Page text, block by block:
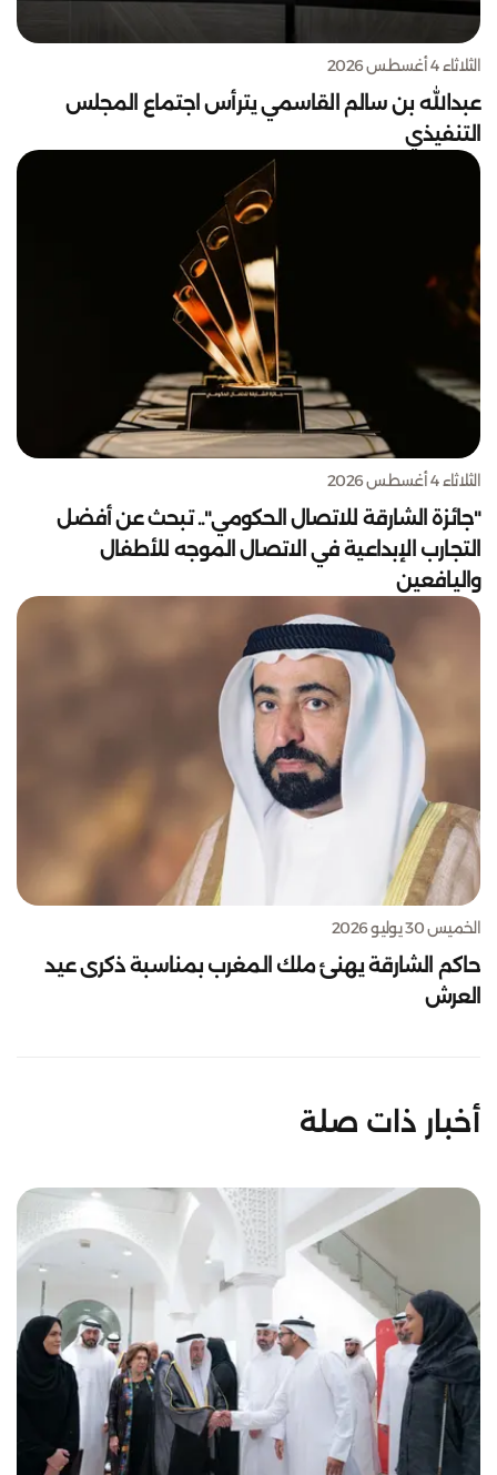
الثلاثاء 4 أغسطس 2026
عبدالله بن سالم القاسمي يترأس اجتماع المجلس
التنفيذي
الثلاثاء 4 أغسطس 2026
"جائزة الشارقة للاتصال الحكومي".. تبحث عن أفضل
التجارب الإبداعية في الاتصال الموجه للأطفال
واليافعين
الخميس 30 يوليو 2026
حاكم الشارقة يهنئ ملك المغرب بمناسبة ذكرى عيد
العرش
أخبار ذات صلة